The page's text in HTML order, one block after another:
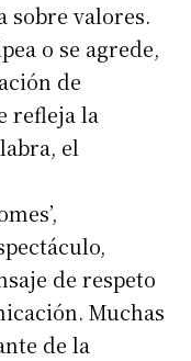
sobre valores.
o se agrede,
de
refleja la
el
de respeto
Muchas
de la